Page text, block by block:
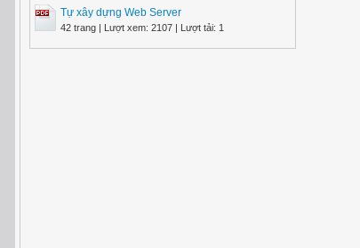
Tự xây dựng Web Server
42 trang | Lượt xem: 2107 | Lượt tải: 1